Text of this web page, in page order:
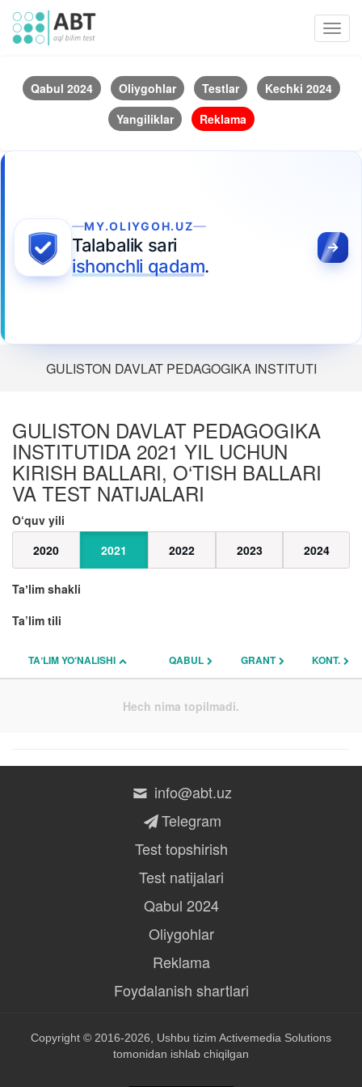
Qabul 2024 Oliygohlar Testlar
Kechki 2024
Yangiliklar
Reklama
MY.OLIYGOH.UZ
Talabalik sari
ishonchli qadam.
GULISTON DAVLAT PEDAGOGIKA INSTITUTI
GULISTON DAVLAT PEDAGOGIKA
INSTITUTIDA 2021 YIL UCHUN
KIRISH BALLARI, O‘TISH BALLARI
VA TEST NATIJALARI
O‘quv yili
2020
2021 2022 2023 2024
Taʼlim shakli
Ta’lim tili
TAʼLIM YO‘NALISHI QABUL GRANT KONT.
Hech nima topilmadi.
info@abt.uz
Telegram
Test topshirish
Test natijalari
Qabul 2024
Oliygohlar
Reklama
Foydalanish shartlari
Copyright © 2016-2026, Ushbu tizim Activemedia Solutions
tomonidan ishlab chiqilgan